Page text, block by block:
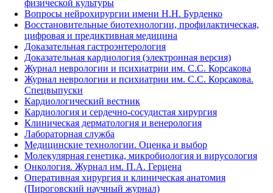
физической культуры
Вопросы нейрохирургии имени Н.Н. Бурденко
Восстановительные биотехнологии, профилактическая,
цифровая и предиктивная медицина
Доказательная гастроэнтерология
Доказательная кардиология (электронная версия)
Журнал неврологии и психиатрии им. С.С. Корсакова
Журнал неврологии и психиатрии им. С.С. Корсакова.
Спецвыпуски
Кардиологический вестник
Кардиология и сердечно-сосудистая хирургия
Клиническая дерматология и венерология
Лабораторная служба
Медицинские технологии. Оценка и выбор
Молекулярная генетика, микробиология и вирусология
Онкология. Журнал им. П.А. Герцена
Оперативная хирургия и клиническая анатомия
(Пироговский научный журнал)